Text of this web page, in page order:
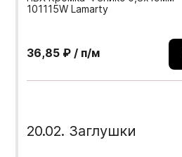
101115W Lamarty
36,85 ₽ / п/м
20.02. Заглушки